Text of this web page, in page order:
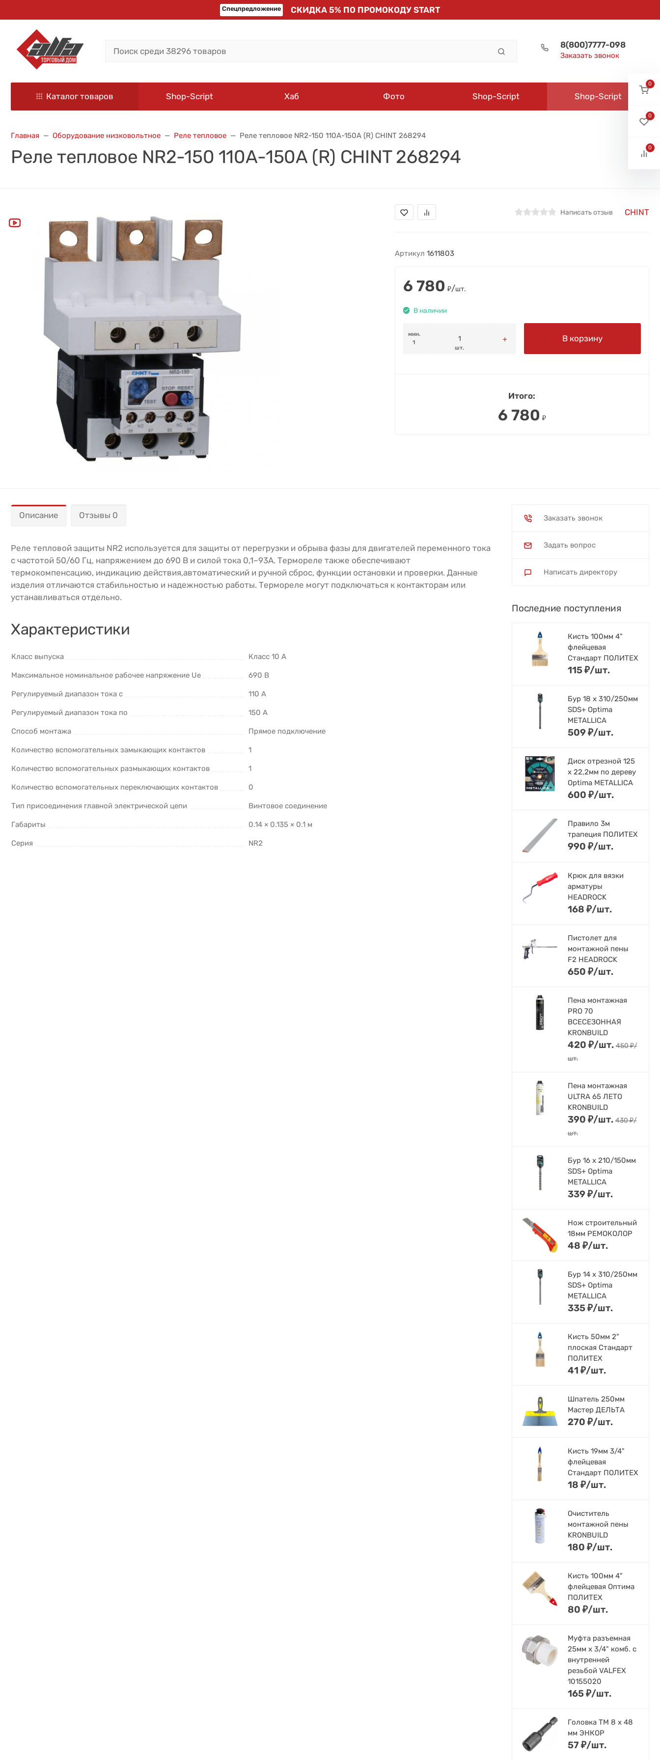
Спецпредложение СКИДКА 5% ПО ПРОМОКОДУ START
8(800)7777-098
Заказать звонок
Каталог товаров Shop-Script Хаб Фото Shop-Script Shop-Script
Главная Оборудование низковольтное Реле тепловое Реле тепловое NR2-150 110А-150А (R) CHINT 268294
Реле тепловое NR2-150 110А-150А (R) CHINT 268294
Написать отзыв CHINT
Артикул 1611803
6 780 ₽/шт.
В наличии
мин.
1
шт.
В корзину
Итого:
6 780 ₽
Описание Отзывы 0
Реле тепловой защиты NR2 используется для защиты от перегрузки и обрыва фазы для двигателей переменного тока
с частотой 50/60 Гц, напряжением до 690 В и силой тока 0,1–93А. Термореле также обеспечивают
термокомпенсацию, индикацию действия,автоматический и ручной сброс, функции остановки и проверки. Данные
изделия отличаются стабильностью и надежностью работы. Термореле могут подключаться к контакторам или
устанавливаться отдельно.
Характеристики
Класс выпуска Класс 10 A
Максимальное номинальное рабочее напряжение Ue 690 В
Регулируемый диапазон тока с 110 А
Регулируемый диапазон тока по 150 А
Способ монтажа Прямое подключение
Количество вспомогательных замыкающих контактов 1
Количество вспомогательных размыкающих контактов 1
Количество вспомогательных переключающих контактов 0
Тип присоединения главной электрической цепи Винтовое соединение
Габариты 0.14 × 0.135 × 0.1 м
Серия NR2
Заказать звонок
Задать вопрос
Написать директору
Последние поступления
Кисть 100мм 4"
флейцевая
Стандарт ПОЛИТЕХ
115₽/шт.
Бур 18 х 310/250мм
SDS+ Optima
METALLICA
509₽/шт.
Диск отрезной 125
x 22,2мм по дереву
Optima METALLICA
600 ₽/шт.
Правило 3м
трапеция ПОЛИТЕХ
990 ₽/шт.
Крюк для вязки
арматуры
HEADROCK
168 ₽/шт.
Пистолет для
монтажной пены
F2 HEADROCK
650 ₽/шт.
Пена монтажная
PRO 70
ВСЕСЕЗОННАЯ
KRONBUILD
420 ₽/шт. 450₽/
шт.
Пена монтажная
ULTRA 65 ЛЕТО
KRONBUILD
390 ₽/шт. 430₽/
шт.
Бур 16 х 210/150мм
SDS+ Optima
METALLICA
339₽/шт.
Нож строительный
18мм РЕМОКОЛОР
48 ₽/шт.
Бур 14 х 310/250мм
SDS+ Optima
METALLICA
335₽/шт.
Кисть 50мм 2"
плоская Стандарт
ПОЛИТЕХ
41 ₽/шт.
Шпатель 250мм
Мастер ДЕЛЬТА
270 ₽/шт.
Кисть 19мм 3/4"
флейцевая
Стандарт ПОЛИТЕХ
18 ₽/шт.
Очиститель
монтажной пены
KRONBUILD
180 ₽/шт.
Кисть 100мм 4"
флейцевая Оптима
ПОЛИТЕХ
80 ₽/шт.
Муфта разъемная
25мм х 3/4" комб. с
внутренней
резьбой VALFEX
10155020
165₽/шт.
Головка ТМ 8 х 48
мм ЭНКОР
57 ₽/шт.
0
0
0